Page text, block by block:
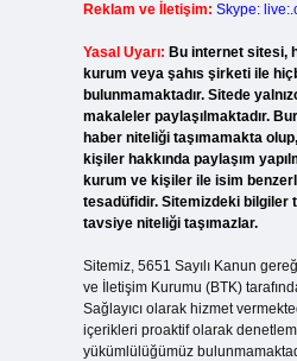
Reklam ve İletişim: Skype:
Yasal Uyarı: Bu internet sitesi,
kurum veya şahıs şirketi ile
bulunmamaktadır. Sitede
makaleler paylaşılmaktadır.
haber niteliği taşımamakta
kişiler hakkında paylaşım
kurum ve kişiler ile isim
tesadüfidir. Sitemizdeki bilgiler
tavsiye niteliği taşımazlar.
Sitemiz, 5651 Sayılı Kanun
ve İletişim Kurumu (BTK)
Sağlayıcı olarak hizmet
içerikleri proaktif olarak
yükümlülüğümüz